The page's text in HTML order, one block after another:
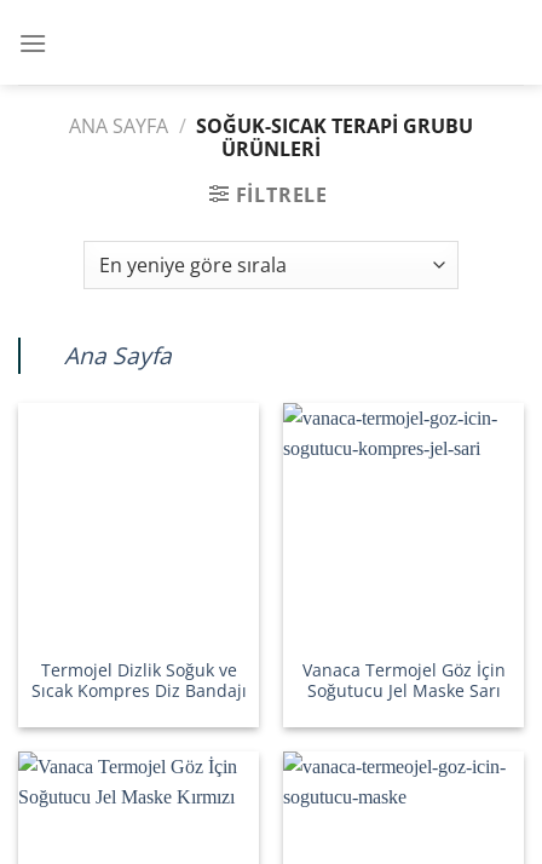
atla
ANA SAYFA / SOĞUK-SICAK TERAPI GRUBU
ÜRÜNLERI
FILTRELE
Ana Sayfa
Termojel Dizlik Soğuk ve
Sıcak Kompres Diz Bandajı
Vanaca Termojel Göz İçin
Soğutucu Jel Maske Sarı